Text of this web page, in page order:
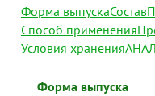
Форма выпускаСостав
Способ применения
Условия хранения
Форма выпуска